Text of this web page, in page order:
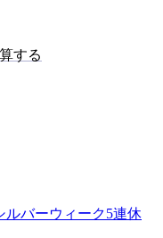
する
ルバーウィーク5連休